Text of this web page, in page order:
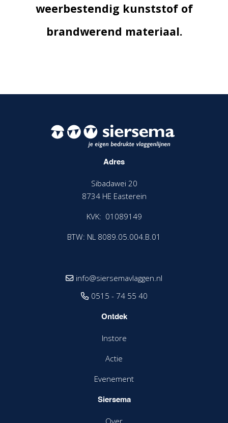
weerbestendig kunststof of
brandwerend materiaal.
Adres
Sibadawei 20
8734 HE Easterein
KVK: 01089149
BTW: NL 8089.05.004.B.01
info@siersemavlaggen.nl
0515 - 74 55 40
Ontdek
Instore
Actie
Evenement
Siersema
Over